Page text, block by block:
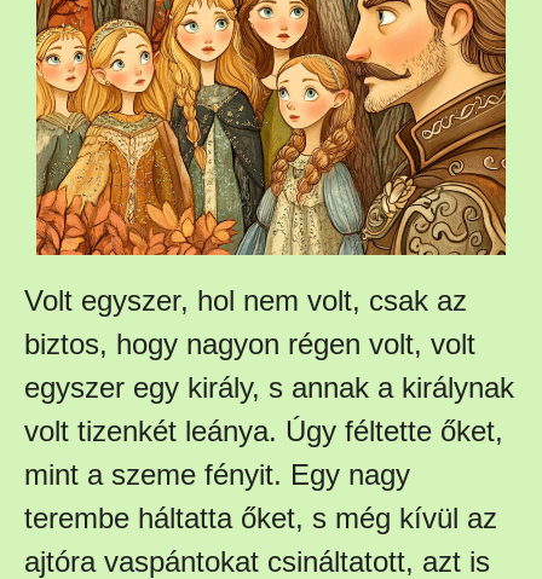
Volt egyszer, hol nem volt, csak az
biztos, hogy nagyon régen volt, volt
egyszer egy király, s annak a királynak
volt tizenkét leánya. Úgy féltette őket,
mint a szeme fényit. Egy nagy
terembe háltatta őket, s még kívül az
ajtóra vaspántokat csináltatott, azt is